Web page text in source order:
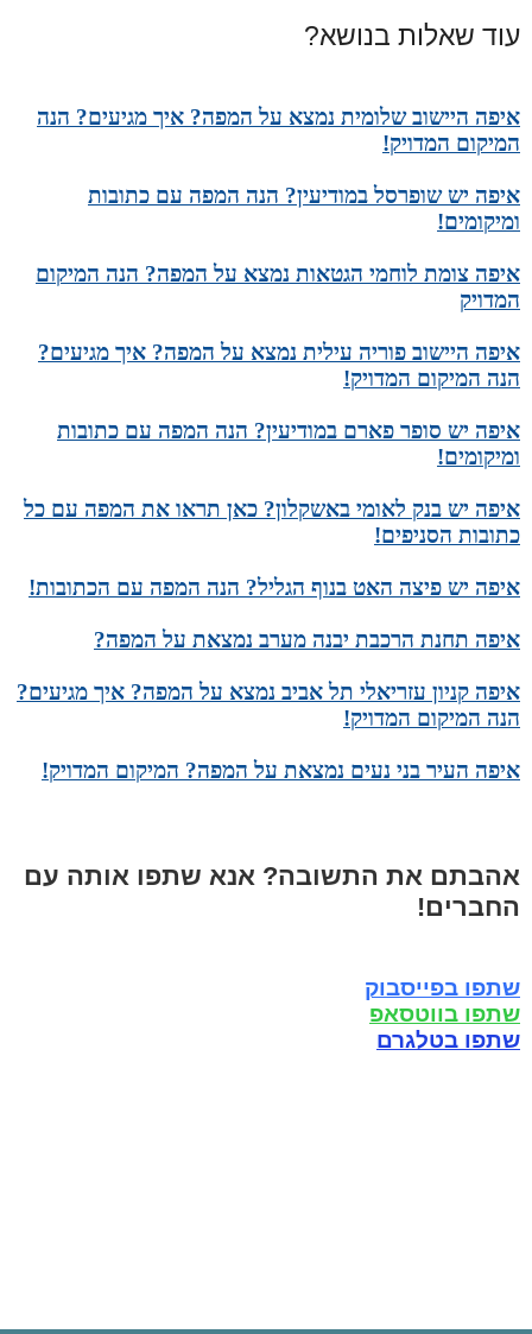
עוד שאלות בנושא?
איפה היישוב שלומית נמצא על המפה? איך מגיעים? הנה
המיקום המדויק!
איפה יש שופרסל במודיעין? הנה המפה עם כתובות
ומיקומים!
איפה צומת לוחמי הגטאות נמצא על המפה? הנה המיקום
המדויק
איפה היישוב פוריה עילית נמצא על המפה? איך מגיעים?
הנה המיקום המדויק!
איפה יש סופר פארם במודיעין? הנה המפה עם כתובות
ומיקומים!
איפה יש בנק לאומי באשקלון? כאן תראו את המפה עם כל
כתובות הסניפים!
איפה יש פיצה האט בנוף הגליל? הנה המפה עם הכתובות!
איפה תחנת הרכבת יבנה מערב נמצאת על המפה?
איפה קניון עזריאלי תל אביב נמצא על המפה? איך מגיעים?
הנה המיקום המדויק!
איפה העיר בני נעים נמצאת על המפה? המיקום המדויק!
אהבתם את התשובה? אנא שתפו אותה עם
החברים!
שתפו בפייסבוק
שתפו בווטסאפ
שתפו בטלגרם